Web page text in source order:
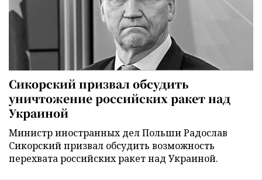
Сикорский призвал обсудить
уничтожение российских ракет над
Украиной
Министр иностранных дел Польши Радослав
Сикорский призвал обсудить возможность
перехвата российских ракет над Украиной.